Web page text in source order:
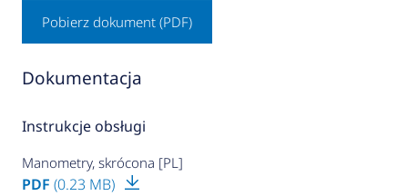
Pobierz dokument (PDF)
Dokumentacja
Instrukcje obsługi
Manometry, skrócona [PL]
PDF (0.23 MB)